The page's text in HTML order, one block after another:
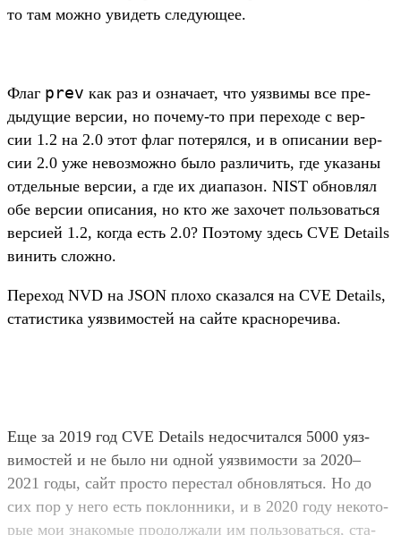
то там мож­но уви­деть сле­дующее.
Флаг prev как раз и озна­чает, что уяз­вимы все пре­
дыду­щие вер­сии, но почему‑то при перехо­де с вер­
сии 1.2 на 2.0 этот флаг потерял­ся, и в опи­сании вер­
сии 2.0 уже невоз­можно было раз­личить, где ука­заны
отдель­ные вер­сии, а где их диапа­зон. NIST обновлял
обе вер­сии опи­сания, но кто же захочет поль­зовать­ся
вер­сией 1.2, ког­да есть 2.0? Поэто­му здесь CVE Details
винить слож­но.
Пе­реход NVD на JSON пло­хо ска­зал­ся на CVE Details,
ста­тис­тика уяз­вимос­тей на сай­те крас­норечи­ва.
Еще за 2019 год CVE Details недос­читал­ся 5000 уяз­
вимос­тей и не было ни одной уяз­вимос­ти за 2020–
2021 годы, сайт прос­то перес­тал обновлять­ся. Но до
сих пор у него есть пок­лонни­ки, и в 2020 году некото­
рые мои зна­комые про­дол­жали им поль­зовать­ся, ста­